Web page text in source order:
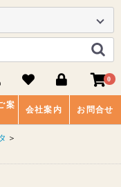
0
案
会社案内 お問合せ
＞